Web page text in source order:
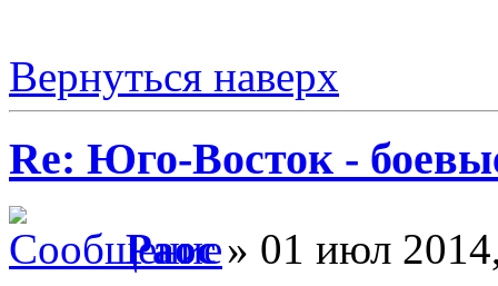
Вернуться наверх
Re: Юго-Восток -
Раос» 01 июл